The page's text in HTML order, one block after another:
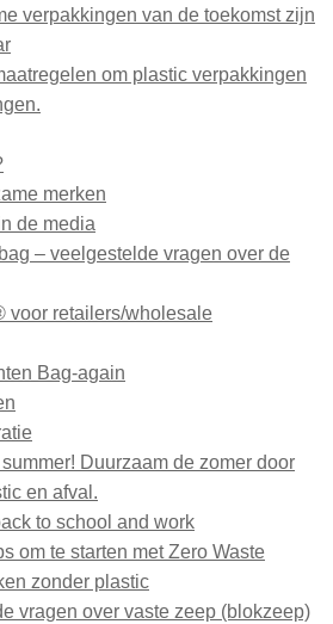
verpakkingen van de toekomst zijn
om plastic verpakkingen
merken
de media
– veelgestelde vragen over de
voor retailers/wholesale
Bag-again
Duurzaam de zomer door
en afval.
to school and work
om te starten met Zero Waste
zonder plastic
vragen over vaste zeep (blokzeep)